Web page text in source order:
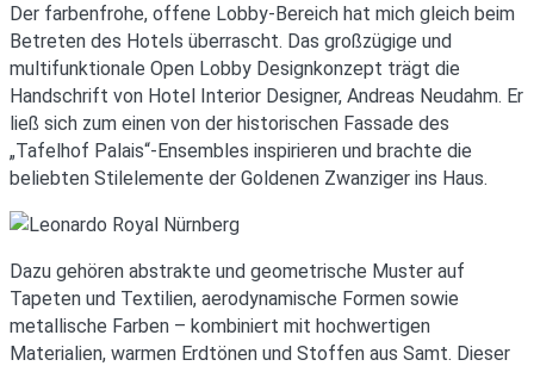
Der farbenfrohe, offene Lobby-Bereich hat mich gleich beim
Betreten des Hotels überrascht. Das großzügige und
multifunktionale Open Lobby Designkonzept trägt die
Handschrift von Hotel Interior Designer, Andreas Neudahm. Er
ließ sich zum einen von der historischen Fassade des
„Tafelhof Palais“-Ensembles inspirieren und brachte die
beliebten Stilelemente der Goldenen Zwanziger ins Haus.
Dazu gehören abstrakte und geometrische Muster auf
Tapeten und Textilien, aerodynamische Formen sowie
metallische Farben – kombiniert mit hochwertigen
Materialien, warmen Erdtönen und Stoffen aus Samt. Dieser